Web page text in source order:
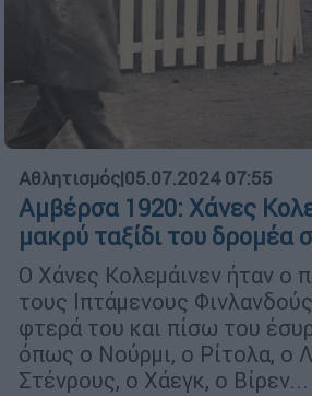
Αθλητισμός|05.07.2024 07:55
Αμβέρσα 1920: Χάνες
μακρύ ταξίδι του δρομέα
Ο Xάνες Κολεμάινεν ήταν ο
τους Ιπτάμενους
φτερά του και πίσω του
όπως ο Νούρμι, ο Ρίτολα, ο
Στένρους, ο Χάεγκ, ο Βίρεν...